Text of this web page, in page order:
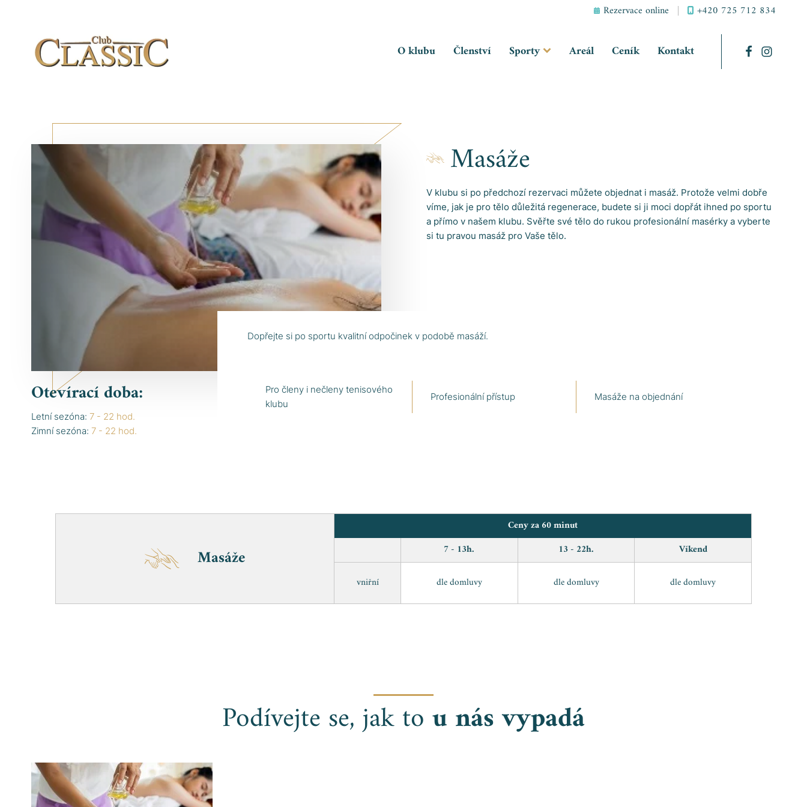
Rezervace online +420 725 712 834
O klubu Členství Sporty Areál Ceník Kontakt
Otevírací doba:
Letní sezóna: 7 - 22 hod.
Zimní sezóna: 7 - 22 hod.
Masáže
V klubu si po předchozí rezervaci můžete objednat i masáž. Protože velmi dobře
víme, jak je pro tělo důležitá regenerace, budete si ji moci dopřát ihned po sportu
a přímo v našem klubu. Svěřte své tělo do rukou profesionální masérky a vyberte
si tu pravou masáž pro Vaše tělo.
Dopřejte si po sportu kvalitní odpočinek v podobě masáží.
Pro členy i nečleny tenisového
klubu
Profesionální přístup Masáže na objednání
Masáže
Ceny za 60 minut
7 - 13h.
13 - 22h. Víkend
vniřní dle domluvy dle domluvy dle domluvy
Podívejte se, jak tou nás vypadá